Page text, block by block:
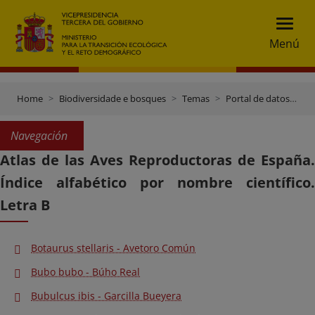
Menú
Home Biodiversidade e bosques Temas Portal de datos e inventarios
Navegación
Atlas de las Aves Reproductoras de España.
Índice alfabético por nombre científico.
Letra B
Botaurus stellaris - Avetoro Común
Bubo bubo - Búho Real
Bubulcus ibis - Garcilla Bueyera